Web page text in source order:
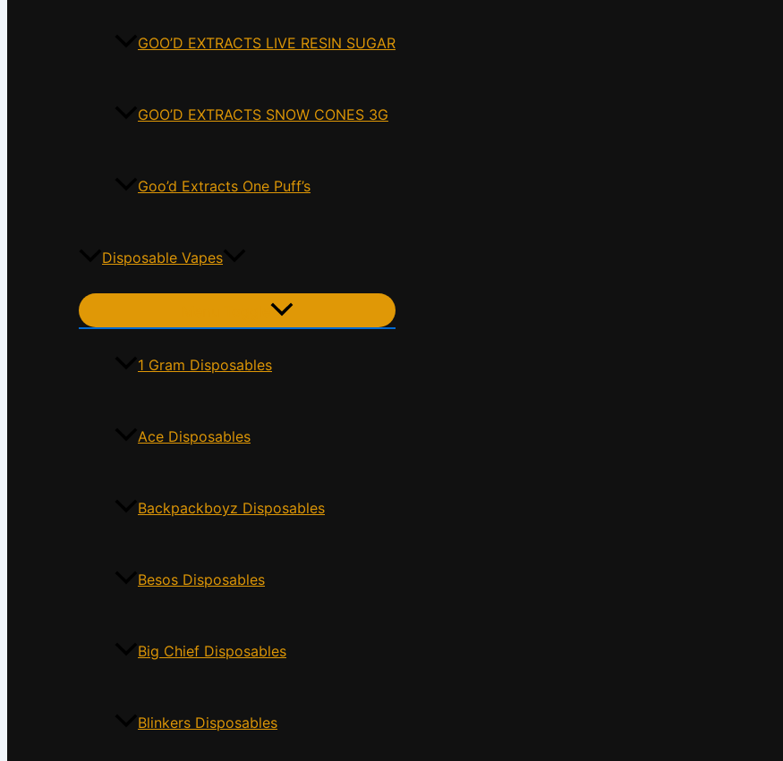
GOO’D EXTRACTS LIVE RESIN SUGAR
GOO’D EXTRACTS SNOW CONES 3G
Goo’d Extracts One Puff’s
Disposable Vapes
1 Gram Disposables
Ace Disposables
Backpackboyz Disposables
Besos Disposables
Big Chief Disposables
Blinkers Disposables